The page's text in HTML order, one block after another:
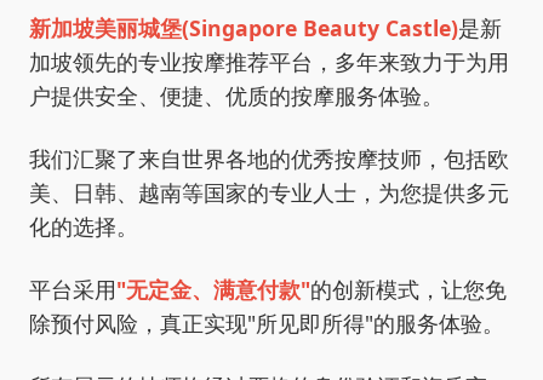
新加坡美丽城堡(Singapore Beauty Castle)是新
加坡领先的专业按摩推荐平台，多年来致力于为用
户提供安全、便捷、优质的按摩服务体验。
我们汇聚了来自世界各地的优秀按摩技师，包括欧
美、日韩、越南等国家的专业人士，为您提供多元
化的选择。
平台采用"无定金、满意付款"的创新模式，让您免
除预付风险，真正实现"所见即所得"的服务体验。